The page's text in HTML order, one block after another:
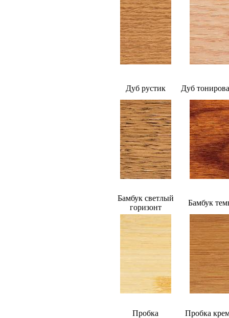
Дуб рустик Дуб
Бамбук светлый
горизонт
Бамбук
Пробка Пробка